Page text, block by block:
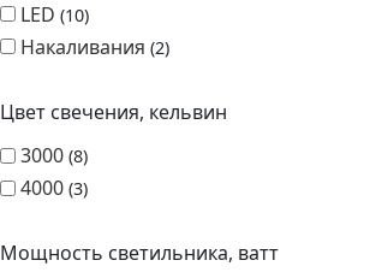
LED 10
Накаливания 2
Цвет свечения, кельвин
3000 8
4000 3
Мощность светильника, ватт